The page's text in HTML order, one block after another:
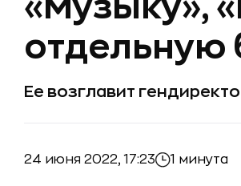
«Музыку»,
отдельную
Ее возглавит
24 июня 2022, 17:23 1 минута